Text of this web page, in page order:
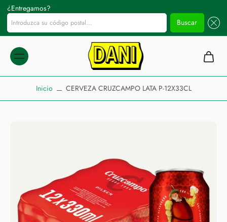
¿Entregamos?
Introduzca su código postal...
Buscar
al
Inicio CERVEZA CRUZCAMPO LATA P-12X33CL